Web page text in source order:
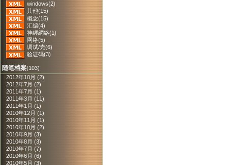
windows(2)
其他(15)
概念(15)
汇编(4)
神經網絡(1)
网络(5)
调试/壳(6)
验证码(3)
随笔档案(103)
2012年10月 (2)
2012年7月 (2)
2011年7月 (1)
2011年3月 (11)
2011年1月 (1)
2010年12月 (1)
2010年11月 (1)
2010年10月 (2)
2010年9月 (3)
2010年8月 (3)
2010年7月 (7)
2010年6月 (6)
2010年5月 (3)